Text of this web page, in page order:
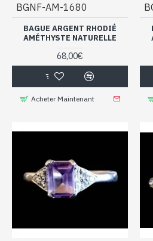
BGNF-AM-1680
BAGUE ARGENT RHODIÉ
AMÉTHYSTE NATURELLE
68,00€
Acheter Maintenant